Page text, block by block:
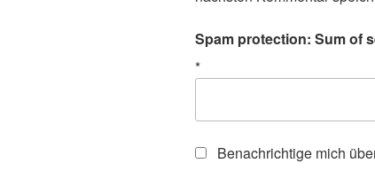
Spam protection: Sum of
*
Benachrichtige mich